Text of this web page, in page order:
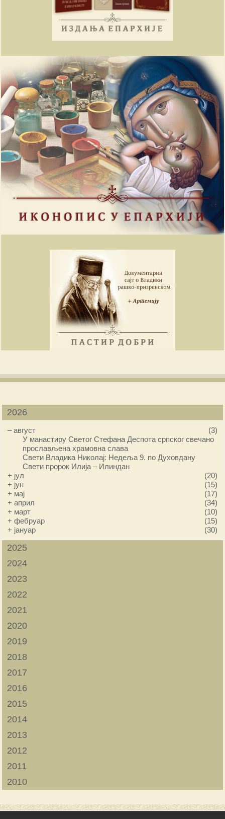
2026
–август
(3)
У манастиру Светог Стефана Деспота српског свечано
прослављена храмовна слава
Свети Владика Николај: Недеља 9. по Духовдану
Свети пророк Илија – Илиндан
+ јул
(20)
+ јун
(15)
+ мај
(17)
+април
(34)
+ март
(10)
+фебруар
(15)
+ јануар (30)
2025
2024
2023
2022
2021
2020
2019
2018
2017
2016
2015
2014
2013
2012
2011
2010